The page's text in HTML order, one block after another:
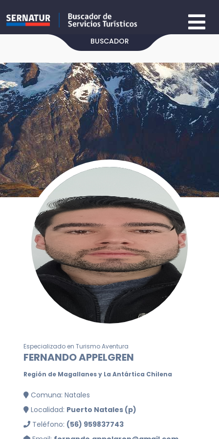
BUSCADOR
Especializado en Turismo Aventura
FERNANDO APPELGREN
Región de Magallanes y La Antártica Chilena
Comuna: Natales
Localidad: Puerto Natales (p)
Teléfono: (56) 959837743